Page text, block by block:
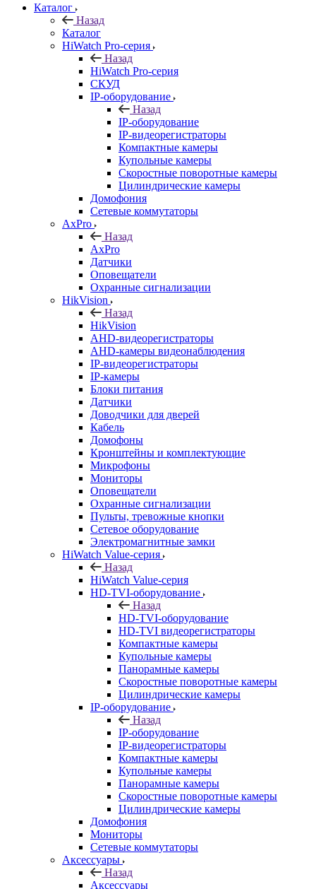
Каталог
Назад
Каталог
HiWatch Pro-серия
Назад
HiWatch Pro-серия
CКУД
IP-оборудование
Назад
IP-оборудование
IP-видеорегистраторы
Компактные камеры
Купольные камеры
Скоростные поворотные камеры
Цилиндрические камеры
Домофония
Сетевые коммутаторы
AxPro
Назад
AxPro
Датчики
Оповещатели
Охранные сигнализации
HikVision
Назад
HikVision
AHD-видеорегистраторы
AHD-камеры видеонаблюдения
IP-видеорегистраторы
IP-камеры
Блоки питания
Датчики
Доводчики для дверей
Кабель
Домофоны
Кронштейны и комплектующие
Микрофоны
Мониторы
Оповещатели
Охранные сигнализации
Пульты, тревожные кнопки
Сетевое оборудование
Электромагнитные замки
HiWatch Value-серия
Назад
HiWatch Value-серия
HD-TVI-оборудование
Назад
HD-TVI-оборудование
HD-TVI видеорегистраторы
Компактные камеры
Купольные камеры
Панорамные камеры
Скоростные поворотные камеры
Цилиндрические камеры
IP-оборудование
Назад
IP-оборудование
IP-видеорегистраторы
Компактные камеры
Купольные камеры
Панорамные камеры
Скоростные поворотные камеры
Цилиндрические камеры
Домофония
Мониторы
Сетевые коммутаторы
Аксессуары
Назад
Аксессуары